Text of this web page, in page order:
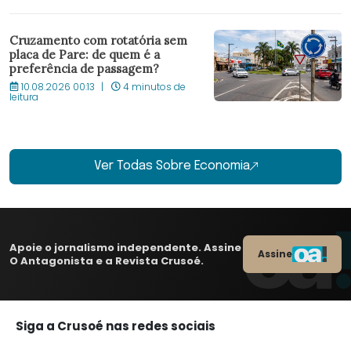
Cruzamento com rotatória sem
placa de Pare: de quem é a
preferência de passagem?
10.08.2026 00:13 4 minutos de
leitura
Ver Todas Sobre Economia
Apoie o jornalismo independente. Assine
O Antagonista e a Revista Crusoé.
Assine
Siga a Crusoé nas redes sociais